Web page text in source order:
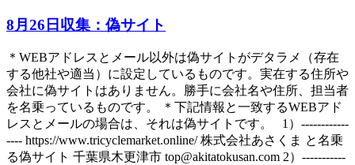
8月26日収集：偽サイト
＊WEBアドレスとメール以外は偽サイトがデタラメ（存在
する他社や適当）に設定しているものです。実在する住所や
会社に偽サイトはありません。勝手に会社名や住所、担当者
を名乗っているものです。 ＊下記情報と一致するWEBアド
レスとメールの場合は、それは偽サイトです。 1）------------
---- https://www.tricyclemarket.online/ 株式会社あさくま と名乗
る偽サイト 千葉県木更津市 top@akitatokusan.com 2）-----------